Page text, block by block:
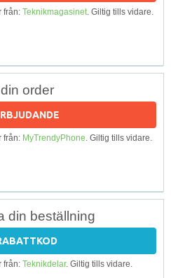
från: Teknikmagasinet. Giltig tills vidare.
order
från: MyTrendyPhone. Giltig tills vidare.
din beställning
från: Teknikdelar. Giltig tills vidare.